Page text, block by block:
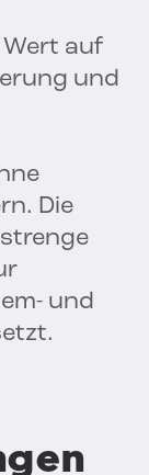
Wert auf
und
Die
und